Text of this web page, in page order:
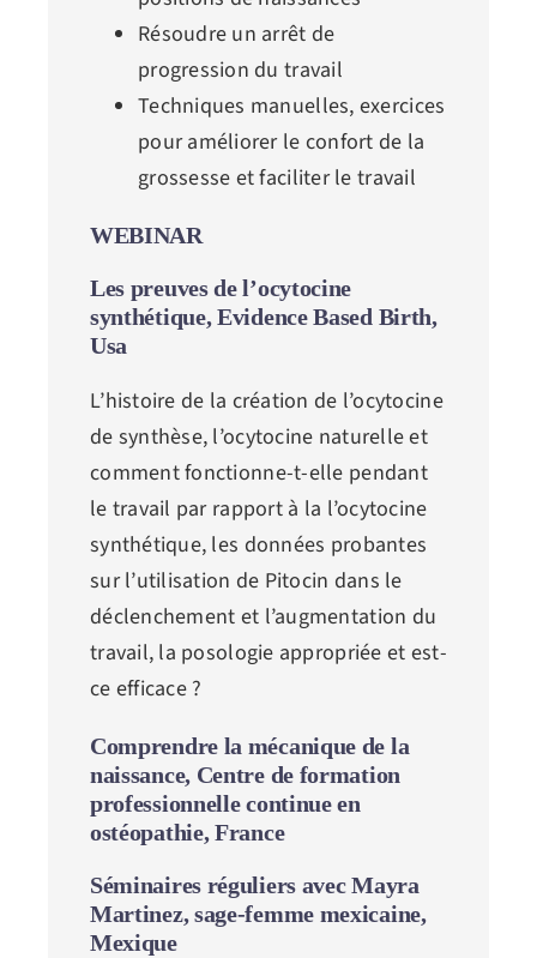
Résoudre un arrêt de
progression du travail
Techniques manuelles, exercices
pour améliorer le confort de la
grossesse et faciliter le travail
WEBINAR
Les preuves de l’ocytocine
synthétique, Evidence Based Birth,
Usa
L’histoire de la création de l’ocytocine
de synthèse, l’ocytocine naturelle et
comment fonctionne-t-elle pendant
le travail par rapport à la l’ocytocine
synthétique, les données probantes
sur l’utilisation de Pitocin dans le
déclenchement et l’augmentation du
travail, la posologie appropriée et est-
ce efficace ?
Comprendre la mécanique de la
naissance, Centre de formation
professionnelle continue en
ostéopathie, France
Séminaires réguliers avec Mayra
Martinez, sage-femme mexicaine,
Mexique